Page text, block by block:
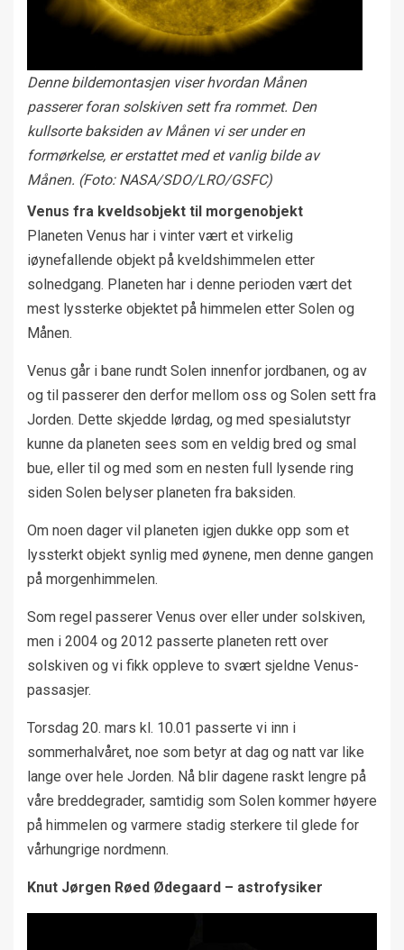
Denne bildemontasjen viser hvordan Månen
passerer foran solskiven sett fra rommet. Den
kullsorte baksiden av Månen vi ser under en
formørkelse, er erstattet med et vanlig bilde av
Månen. (Foto: NASA/SDO/LRO/GSFC)
Venus fra kveldsobjekt til morgenobjekt
Planeten Venus har i vinter vært et virkelig
iøynefallende objekt på kveldshimmelen etter
solnedgang. Planeten har i denne perioden vært det
mest lyssterke objektet på himmelen etter Solen og
Månen.
Venus går i bane rundt Solen innenfor jordbanen, og av
og til passerer den derfor mellom oss og Solen sett fra
Jorden. Dette skjedde lørdag, og med spesialutstyr
kunne da planeten sees som en veldig bred og smal
bue, eller til og med som en nesten full lysende ring
siden Solen belyser planeten fra baksiden.
Om noen dager vil planeten igjen dukke opp som et
lyssterkt objekt synlig med øynene, men denne gangen
på morgenhimmelen.
Som regel passerer Venus over eller under solskiven,
men i 2004 og 2012 passerte planeten rett over
solskiven og vi fikk oppleve to svært sjeldne Venus-
passasjer.
Torsdag 20. mars kl. 10.01 passerte vi inn i
sommerhalvåret, noe som betyr at dag og natt var like
lange over hele Jorden. Nå blir dagene raskt lengre på
våre breddegrader, samtidig som Solen kommer høyere
på himmelen og varmere stadig sterkere til glede for
vårhungrige nordmenn.
Knut Jørgen Røed Ødegaard – astrofysiker